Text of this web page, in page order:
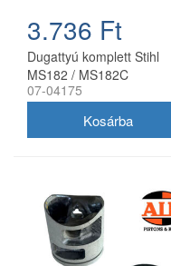
3.736 Ft
Dugattyú komplett Stihl
MS182 / MS182C
láncfűrészhez Farmertec
07-04175